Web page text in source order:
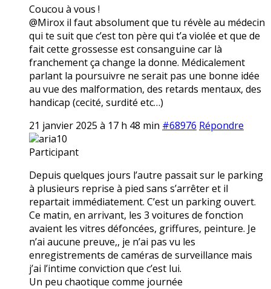
Coucou à vous !
@Mirox il faut absolument que tu révèle au médecin
qui te suit que c’est ton père qui t’a violée et que de
fait cette grossesse est consanguine car là
franchement ça change la donne. Médicalement
parlant la poursuivre ne serait pas une bonne idée
au vue des malformation, des retards mentaux, des
handicap (cecité, surdité etc…)
21 janvier 2025 à 17 h 48 min #68976 Répondre
aria10
Participant
Depuis quelques jours l’autre passait sur le parking
à plusieurs reprise à pied sans s’arrêter et il
repartait immédiatement. C’est un parking ouvert.
Ce matin, en arrivant, les 3 voitures de fonction
avaient les vitres défoncées, griffures, peinture. Je
n’ai aucune preuve,, je n’ai pas vu les
enregistrements de caméras de surveillance mais
j’ai l’intime conviction que c’est lui.
Un peu chaotique comme journée